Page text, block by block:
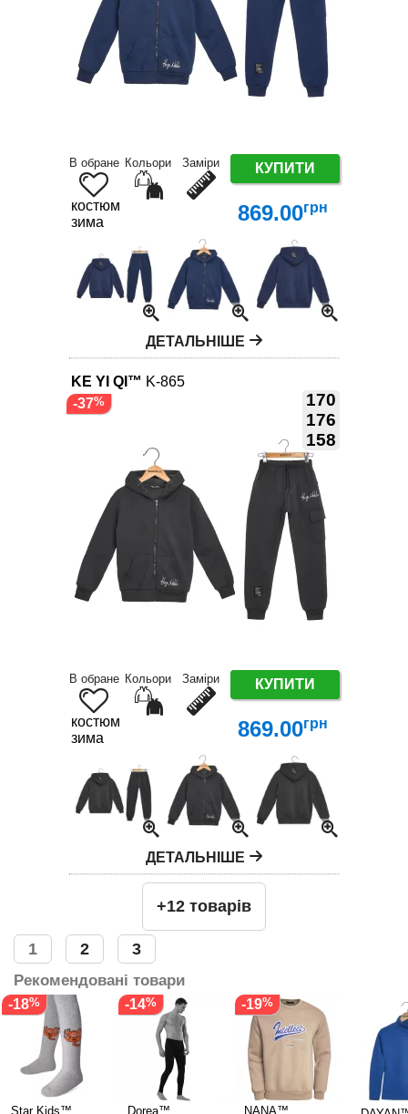
В обране Кольори Заміри КУПИТИ
костюм
зима
869.00грн
ДЕТАЛЬНІШЕ
KE YI QI™ K-865
170
176
158
В обране Кольори Заміри КУПИТИ
костюм
зима
869.00грн
-37
ДЕТАЛЬНІШЕ
+12 товарів
1 2
3
Рекомендовані товари
-18
Star Kids™
-14
Dorea™
-19
NANA™